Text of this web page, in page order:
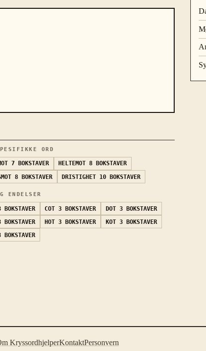
ORD
7 BOKSTAVER HELTEMOT 8 BOKSTAVER
8 BOKSTAVER DRISTIGHET 10 BOKSTAVER
ENDELSER
BOKSTAVER COT 3 BOKSTAVER DOT 3 BOKSTAVER
BOKSTAVER HOT 3 BOKSTAVER KOT 3 BOKSTAVER
BOKSTAVER
KryssordhjelperKontaktPersonvern